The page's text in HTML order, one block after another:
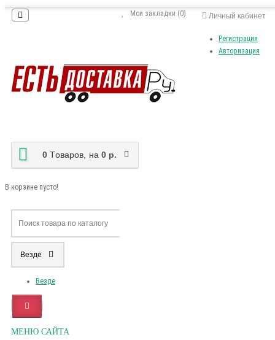
Личный кабинет
Регистрация
Авторизация
Мои закладки (0)
0 Tоваров, на 0 р.
В корзине пусто!
Везде
Везде
МЕНЮ САЙТА